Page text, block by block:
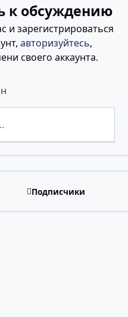
к обсуждению
и зарегистрироваться
авторизуйтесь,
своего аккаунта.
Подписчики